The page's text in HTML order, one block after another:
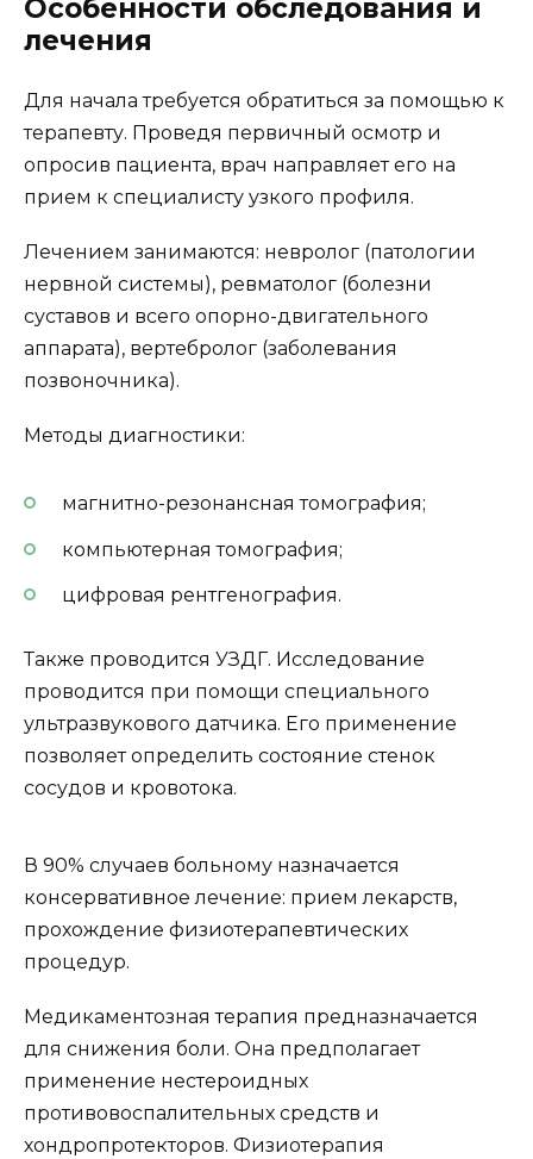
Особенности обследования и
лечения
Для начала требуется обратиться за помощью к
терапевту. Проведя первичный осмотр и
опросив пациента, врач направляет его на
прием к специалисту узкого профиля.
Лечением занимаются: невролог (патологии
нервной системы), ревматолог (болезни
суставов и всего опорно-двигательного
аппарата), вертебролог (заболевания
позвоночника).
Методы диагностики:
магнитно-резонансная томография;
компьютерная томография;
цифровая рентгенография.
Также проводится УЗДГ. Исследование
проводится при помощи специального
ультразвукового датчика. Его применение
позволяет определить состояние стенок
сосудов и кровотока.
В 90% случаев больному назначается
консервативное лечение: прием лекарств,
прохождение физиотерапевтических
процедур.
Медикаментозная терапия предназначается
для снижения боли. Она предполагает
применение нестероидных
противовоспалительных средств и
хондропротекторов. Физиотерапия